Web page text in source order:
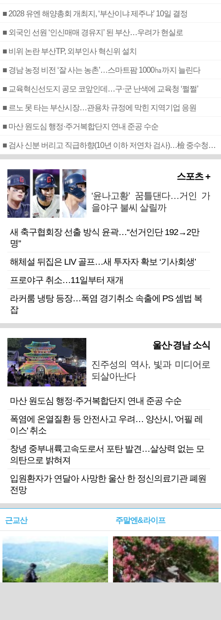
■ 2028 유엔 해양총회 개최지, ‘부산이냐 제주냐’ 10일 결정
■ 외국인 선원 ‘인신매매 경유지’ 된 부산…우려가 현실로
■ 비위 논란 부산TP, 외부인사 혁신위 설치
■ 경남 농정 비전 ‘잘 사는 농촌’…스마트팜 1000㏊까지 늘린다
■ 교육혁신선도지 공모 코앞인데…구·군 난색에 교육청 ‘쩔쩔’
■ 르노 못 타는 부산시장…관용차 규정에 막힌 지역기업 응원
■ 마산 원도심 행정·주거복합단지 연내 준공 수순
■ 검사 신분 버리고 직급하향(10년 이하 저연차 검사)…檢 중수청행 기피
스포츠 +
‘윤나고황’ 꿈틀댄다…거인 가
을야구 불씨 살릴까
새 축구협회장 선출 방식 윤곽…“선거인단 192→2만
명”
해체설 뒤집은 LIV 골프…새 투자자 확보 ‘기사회생’
프로야구 취소…11일부터 재개
라커룸 냉탕 등장…폭염 경기취소 속출에 PS 셈법 복
잡
울산·경남 소식
진주성의 역사, 빛과 미디어로
되살아난다
마산 원도심 행정·주거복합단지 연내 준공 수순
폭염에 온열질환 등 안전사고 우려… 양산시, '어필 레
이스' 취소
창녕 중부내륙고속도로서 포탄 발견…살상력 없는 모
의탄으로 밝혀져
입원환자가 연달아 사망한 울산 한 정신의료기관 폐원
전망
근교산 주말엔&라이프